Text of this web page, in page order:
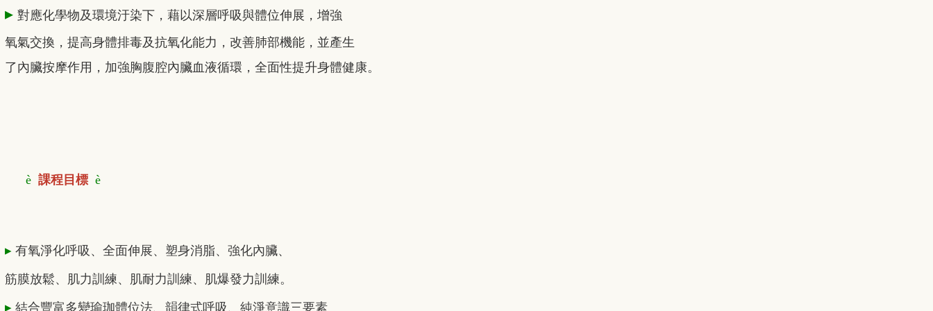
▸ 對應化學物及環境汙染下，藉以深層呼吸與體位伸展，增強
氧氣交換，提高身體排毒及抗氧化能力，改善肺部機能，並產生
了內臟按摩作用，加強胸腹腔內臟血液循環，全面性提升身體健康。
è 課程目標 è
▸ 有氧淨化呼吸、全面伸展、塑身消脂、強化內臟、
筋膜放鬆、肌力訓練、肌耐力訓練、肌爆發力訓練。
▸ 結合豐富多變瑜珈體位法、韻律式呼吸、純淨意識三要素